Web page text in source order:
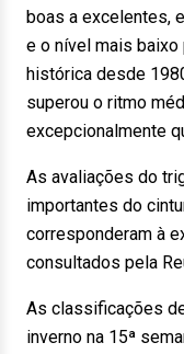
boas a excelentes,
e o nível mais baixo
histórica desde
superou o ritmo
excepcionalmente
As avaliações do
importantes do
corresponderam à
consultados pela
As classificações
inverno na 15ª